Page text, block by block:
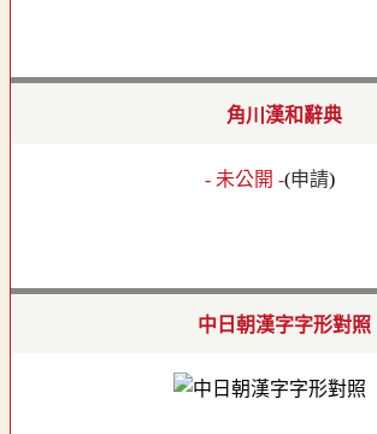
角川漢和辭典
- 未公開 -(申請)
中日朝漢字字形對照